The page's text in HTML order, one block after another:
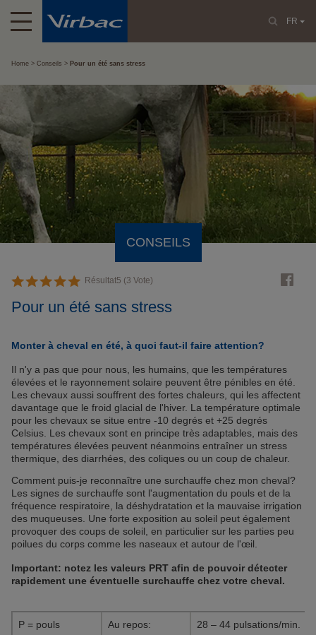
FR
Home Conseils Pour un été sans stress
CONSEILS
Résultat5 (3 Vote)
Pour un été sans stress
Monter à cheval en été, à quoi faut-il faire attention?
Il n'y a pas que pour nous, les humains, que les températures
élevées et le rayonnement solaire peuvent être pénibles en été.
Les chevaux aussi souffrent des fortes chaleurs, qui les affectent
davantage que le froid glacial de l'hiver. La température optimale
pour les chevaux se situe entre -10 degrés et +25 degrés
Celsius. Les chevaux sont en principe très adaptables, mais des
températures élevées peuvent néanmoins entraîner un stress
thermique, des diarrhées, des coliques ou un coup de chaleur.
Comment puis-je reconnaître une surchauffe chez mon cheval?
Les signes de surchauffe sont l'augmentation du pouls et de la
fréquence respiratoire, la déshydratation et la mauvaise irrigation
des muqueuses. Une forte exposition au soleil peut également
provoquer des coups de soleil, en particulier sur les parties peu
poilues du corps comme les naseaux et autour de l'œil.
Important: notez les valeurs PRT afin de pouvoir détecter
rapidement une éventuelle surchauffe chez votre cheval.
P = pouls Au repos: 28 – 44 pulsations/min.